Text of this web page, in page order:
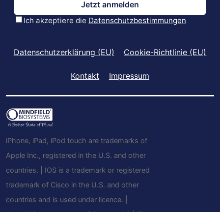
Datenschutzerklärung (EU) Cookie-Richtlinie (EU)
Kontakt Impressum
iPhone, iPad, iPod touch are trademarks of
Apple Inc., registered in the U.S. and other
countries. | IOS is a trademark or registered
trademark of Cisco in the U.S. and other
countries and is used under licence. |